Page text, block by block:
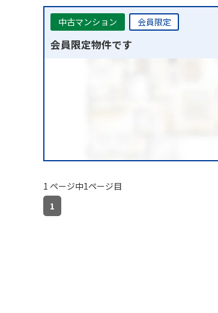
中古マンション 会員限定
会員限定物件です
1 ページ中1ページ目
1